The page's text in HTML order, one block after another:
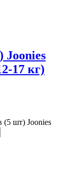
Joonies
17 кг)
(5 шт) Joonies